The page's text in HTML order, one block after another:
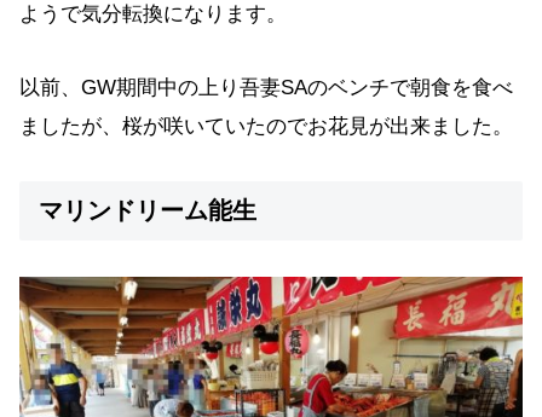
ようで気分転換になります。
以前、GW期間中の上り吾妻SAのベンチで朝食を食べ
ましたが、桜が咲いていたのでお花見が出来ました。
マリンドリーム能生